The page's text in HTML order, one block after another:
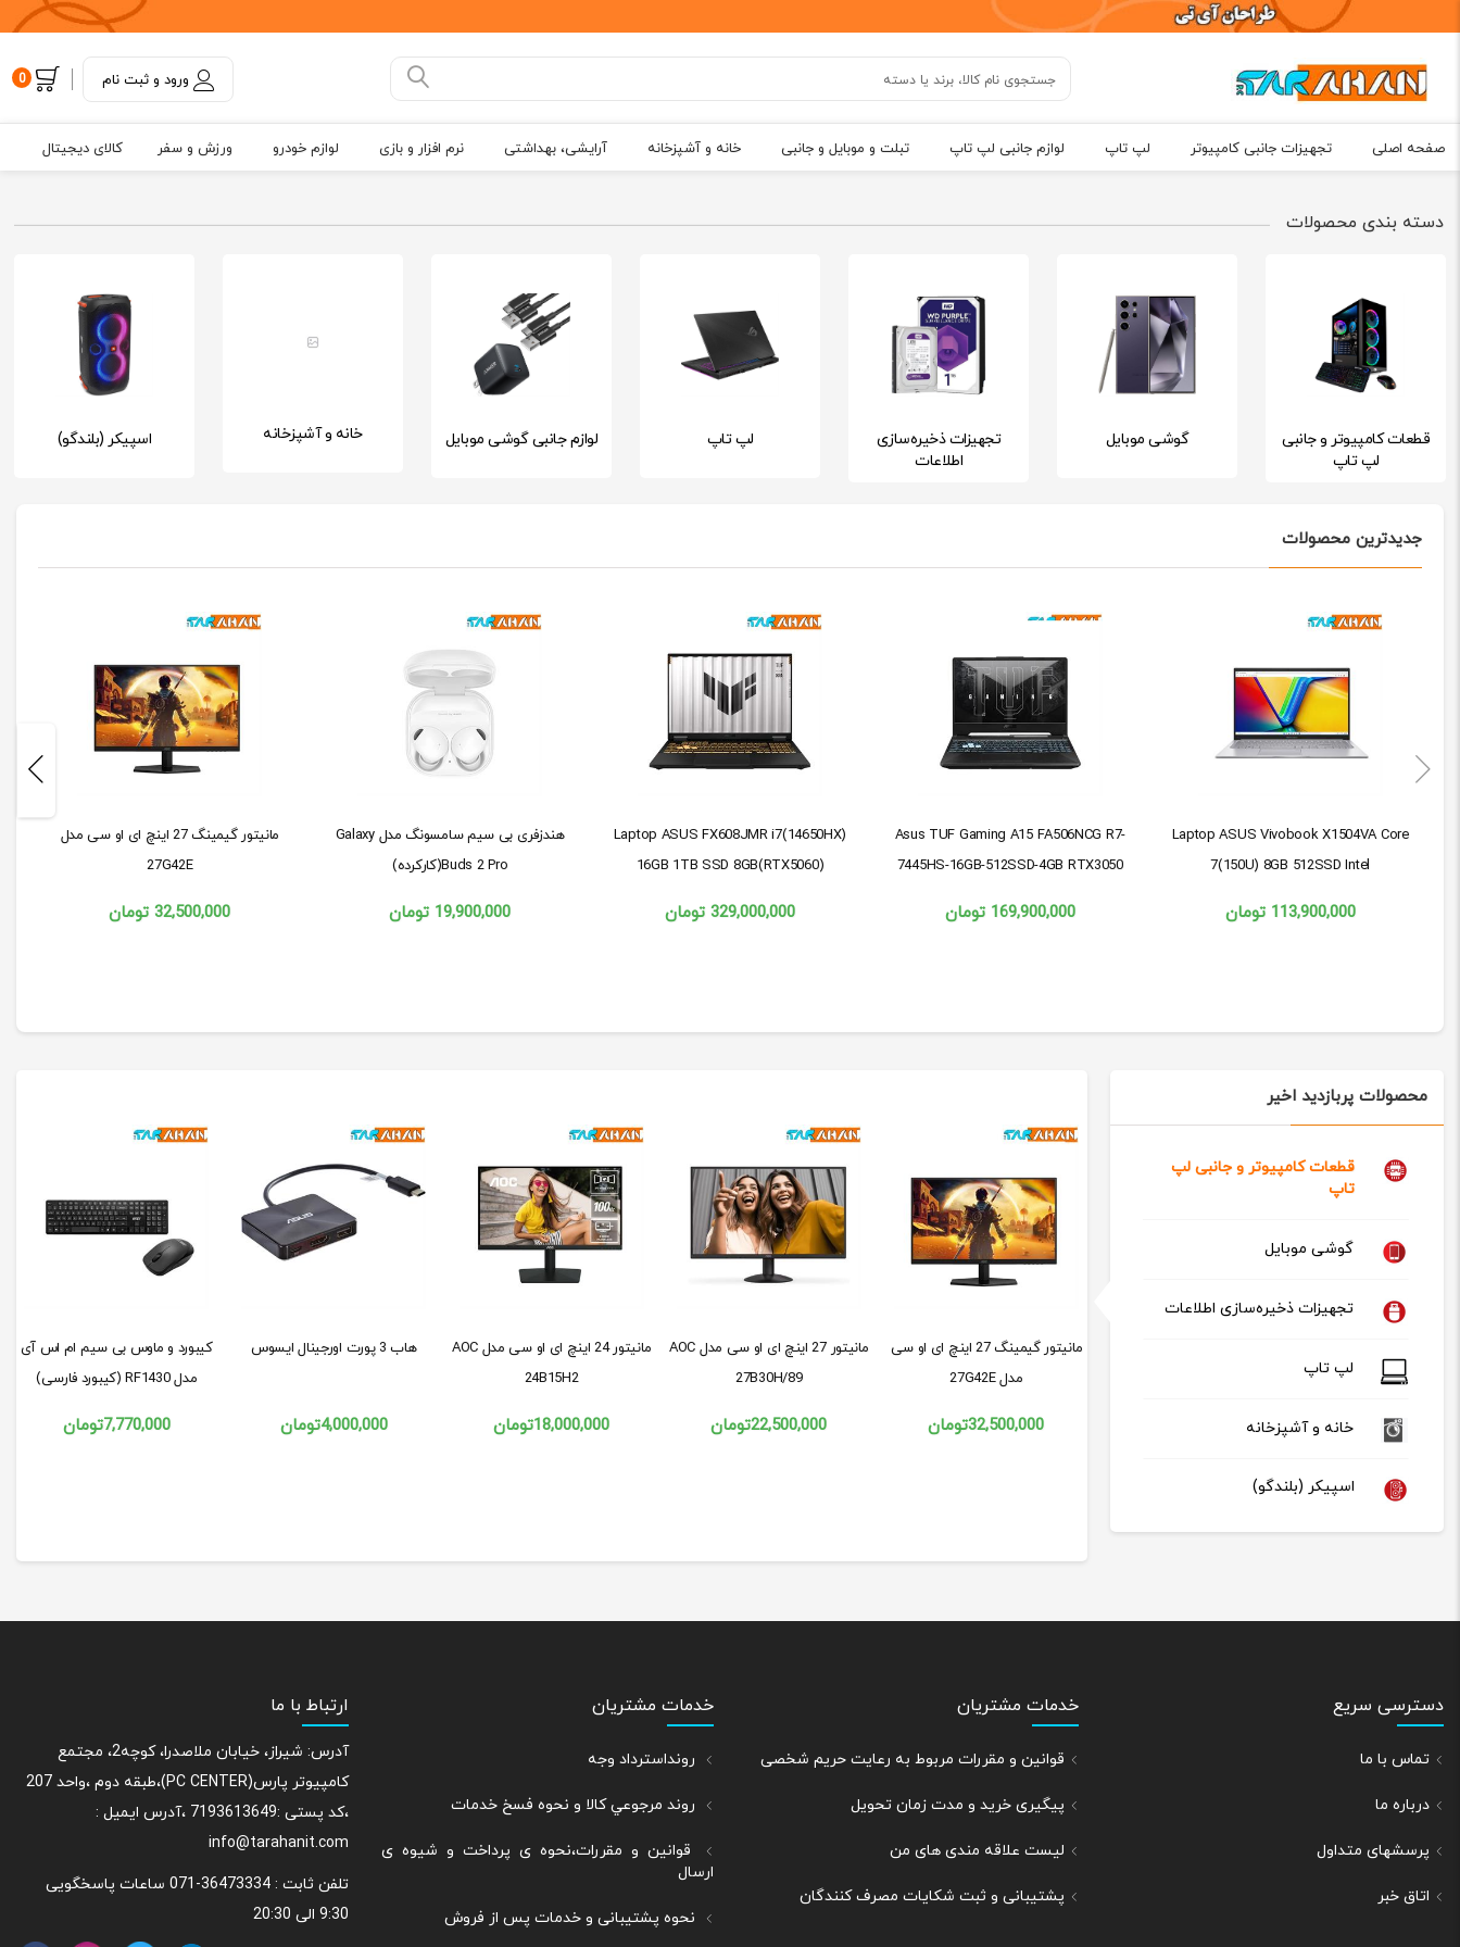
ورود و ثبت نام 0
صفحه اصلی تجهیزات جانبی کامپیوتر لپ تاپ لوازم جانبی لپ تاپ تبلت و موبایل و جانبی خانه و آشپزخانه آرایشی، بهداشتی نرم افزار و بازی لوازم خودرو ورزش و سفر کالای دیجیتال
دسته بندی محصولات
قطعات کامپیوتر و جانبی
لپ تاپ
گوشی موبایل
تجهیزات ذخیره‌سازی
اطلاعات
لپ تاپ لوازم جانبی گوشی موبایل خانه و آشپزخانه اسپیکر (بلندگو)
جدیدترین محصولات
Laptop ASUS Vivobook X1504VA Core
7(150U) 8GB 512SSD Intel
113,900,000 تومان
Asus TUF Gaming A15 FA506NCG R7-
7445HS-16GB-512SSD-4GB RTX3050
169,900,000 تومان
Laptop ASUS FX608JMR i7(14650HX)
16GB 1TB SSD 8GB(RTX5060)
329,000,000 تومان
هندزفری بی سیم سامسونگ مدل Galaxy
Buds 2 Pro(کارکرده)
19,900,000 تومان
مانیتور گیمینگ 27 اینچ ای او سی مدل
27G42E
32,500,000 تومان
محصولات پربازدید اخیر
قطعات کامپیوتر و جانبی لپ
تاپ
گوشی موبایل
تجهیزات ذخیره‌سازی اطلاعات
لپ تاپ
خانه و آشپزخانه
اسپیکر (بلندگو)
مانیتور گیمینگ 27 اینچ ای او سی
مدل 27G42E
32,500,000تومان
مانیتور 27 اینچ ای او سی مدل AOC
27B30H/89
22,500,000تومان
مانیتور 24 اینچ ای او سی مدل AOC
24B15H2
18,000,000تومان
هاب 3 پورت اورجینال ایسوس
4,000,000تومان
کیبورد و ماوس بی سیم ام اس آی
مدل RF1430 (کیبورد فارسی)
7,770,000تومان
دسترسی سریع
تماس با ما
درباره ما
پرسشهای متداول
اتاق خبر
خدمات مشتریان
قوانین و مقررات مربوط به رعایت حریم شخصی
پیگیری خرید و مدت زمان تحویل
لیست علاقه مندی های من
پشتیبانی و ثبت شکایات مصرف کنندگان
خدمات مشتریان
رونداسترداد وجه
روند مرجوعي كالا و نحوه فسخ خدمات
قوانین و مقررات،نحوه ی پرداخت و شیوه ی
ارسال
نحوه پشتیبانی و خدمات پس از فروش
ارتباط با ما
آدرس: شیراز، خیابان ملاصدرا، کوچه2، مجتمع
کامپیوتر پارس(PC CENTER)،طبقه دوم ،واحد 207
،کد پستی :7193613649 ،آدرس ایمیل :
info@tarahanit.com
تلفن ثابت :
36473334-071 ساعات پاسخگویی
9:30 الی 20:30